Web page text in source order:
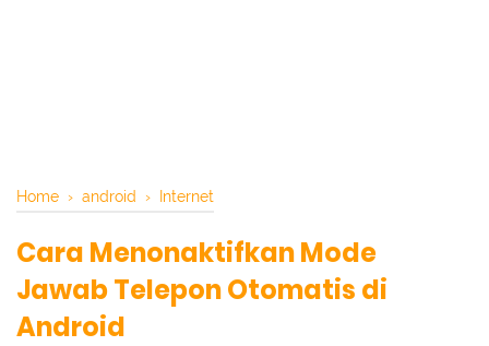
Home › android › Internet
Cara Menonaktifkan Mode
Jawab Telepon Otomatis di
Android